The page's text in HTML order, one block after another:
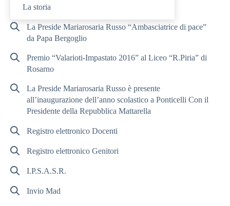
La storia
RICERCHE FREQUENTI
La Preside Mariarosaria Russo “Ambasciatrice di pace”
da Papa Bergoglio
Premio “Valarioti-Impastato 2016” al Liceo “R.Piria” di
Rosarno
La Preside Mariarosaria Russo è presente
all’inaugurazione dell’anno scolastico a Ponticelli Con il
Presidente della Repubblica Mattarella
Registro elettronico Docenti
Registro elettronico Genitori
I.P.S.A.S.R.
Invio Mad